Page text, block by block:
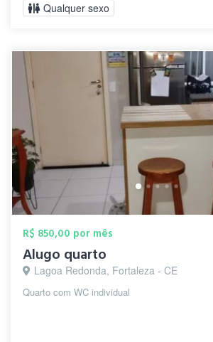
Qualquer sexo
R$ 850,00 por mês
Alugo quarto
Lagoa Redonda, Fortaleza - CE
Quarto com WC individual